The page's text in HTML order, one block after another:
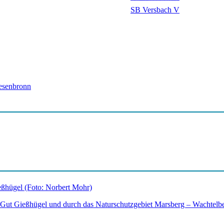
SB Versbach V
Gießhügel und durch das Naturschutzgebiet Marsberg –